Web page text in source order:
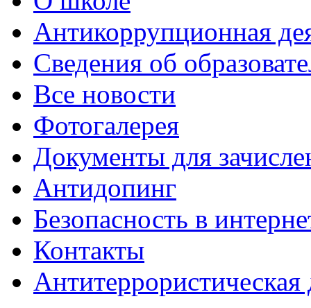
Антикоррупционная
Сведения об
Все новости
Фотогалерея
Документы для
Антидопинг
Безопасность в
Контакты
Антитеррористическая